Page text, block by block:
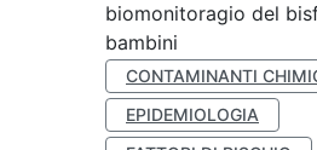
biomonitoragio del
bambini
CONTAMINANTI
EPIDEMIOLOGIA